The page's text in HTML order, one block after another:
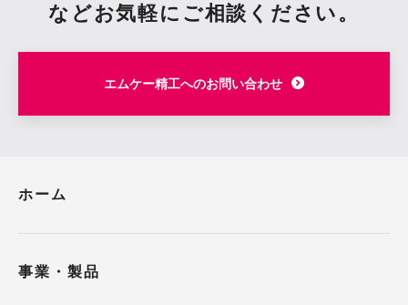
などお気軽にご相談ください。
エムケー精工へのお問い合わせ
ホーム
事業・製品